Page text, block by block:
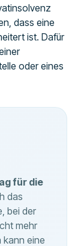
dass eine
ist. Dafür
oder eines
für die
das
bei der
mehr
kann eine